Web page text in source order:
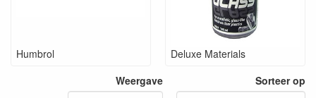
Humbrol
Deluxe Materials
Weergave
Sorteer op